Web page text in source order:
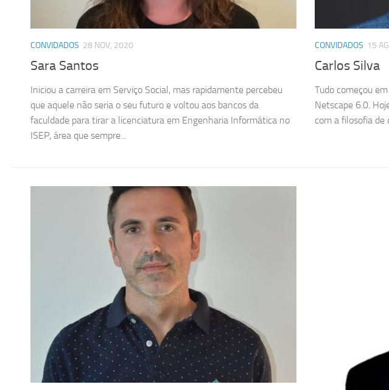
CONVIDADOS 28 NOV, 2020
Sara Santos
Iniciou a carreira em Serviço Social, mas rapidamente percebeu
que aquele não seria o seu futuro e voltou aos bancos da
faculdade para tirar a licenciatura em Engenharia Informática no
ISEP, área que sempre...
CONVIDADOS 15
Carlos Silva
Tudo começou
Netscape 6.0.
com a filosofia de